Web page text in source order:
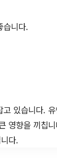
습니다.
있습니다.
영향을 끼칩
다.